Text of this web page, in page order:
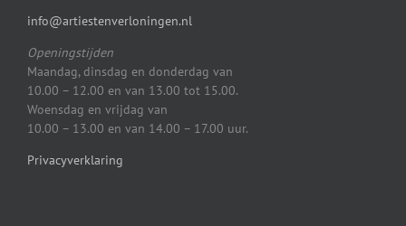
info@artiestenverloningen.nl
Openingstijden
Maandag, dinsdag en donderdag van
10.00 – 12.00 en van 13.00 tot 15.00.
Woensdag en vrijdag van
10.00 – 13.00 en van 14.00 – 17.00 uur.
Privacyverklaring